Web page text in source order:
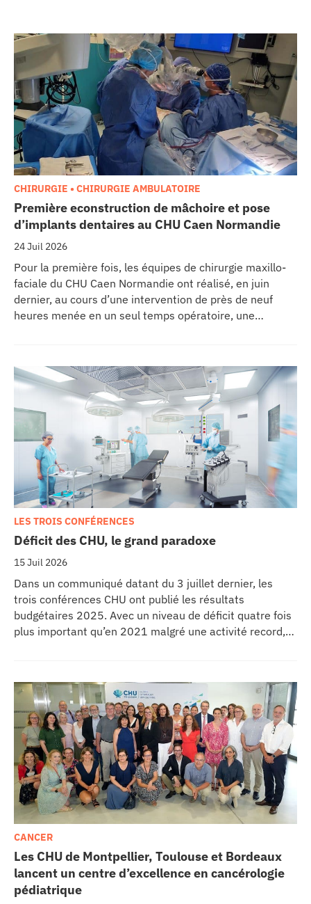
Première econstruction de mâchoire et pose
d’implants dentaires au CHU Caen Normandie
24 Juil 2026
CHIRURGIE • CHIRURGIE AMBULATOIRE
Pour la première fois, les équipes de chirurgie maxillo-
faciale du CHU Caen Normandie ont réalisé, en juin
dernier, au cours d’une intervention de près de neuf
heures menée en un seul temps opératoire, une
Déficit des CHU, le grand paradoxe
15 Juil 2026
LES TROIS CONFÉRENCES
Dans un communiqué datant du 3 juillet dernier, les
trois conférences CHU ont publié les résultats
budgétaires 2025. Avec un niveau de déficit quatre fois
plus important qu’en 2021 malgré une activité record,
Les CHU de Montpellier, Toulouse et Bordeaux
lancent un centre d’excellence en cancérologie
pédiatrique
CANCER